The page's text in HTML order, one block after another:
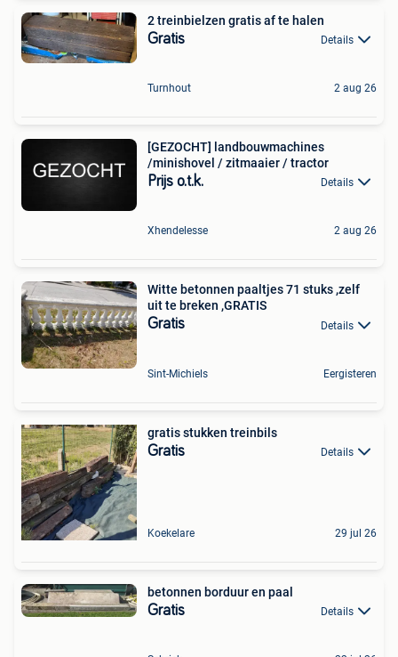
2 treinbielzen gratis af te halen
Gratis Details
Turnhout 2 aug 26
[GEZOCHT] landbouwmachines
/minishovel / zitmaaier / tractor
Prijs o.t.k. Details
Xhendelesse 2 aug 26
Witte betonnen paaltjes 71 stuks ,zelf
uit te breken ,GRATIS
Gratis Details
Sint-Michiels Eergisteren
gratis stukken treinbils
Gratis Details
Koekelare 29 jul 26
betonnen borduur en paal
Gratis Details